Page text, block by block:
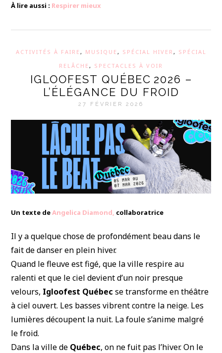
À lire aussi : Respirer mieux
ACTIVITÉS À FAIRE , MUSIQUE , SPÉCIAL HIVER , SPÉCIAL
RELÂCHE , SPECTACLES À VOIR
IGLOOFEST QUÉBEC 2026 –
L’ÉLÉGANCE DU FROID
27 FÉVRIER 2026
Un texte deAngelica Diamond, collaboratrice
Il y a quelque chose de profondément beau dans le
fait de danser en plein hiver.
Quand le fleuve est figé, que la ville respire au
ralenti et que le ciel devient d’un noir presque
velours, Igloofest Québec se transforme en théâtre
à ciel ouvert. Les basses vibrent contre la neige. Les
lumières découpent la nuit. La foule s’anime malgré
le froid.
Dans la ville de Québec, on ne fuit pas l’hiver. On le